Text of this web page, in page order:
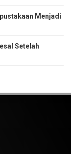
Menjadi
Setelah